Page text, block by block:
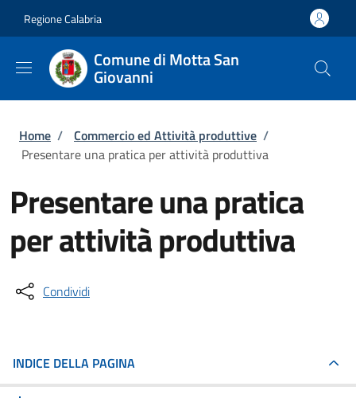
Regione Calabria
Comune di Motta San
Giovanni
Briciole di pane
Home / Commercio ed Attività produttive /
Presentare una pratica per attività produttiva
Presentare una pratica
per attività produttiva
Condividi
INDICE DELLA PAGINA